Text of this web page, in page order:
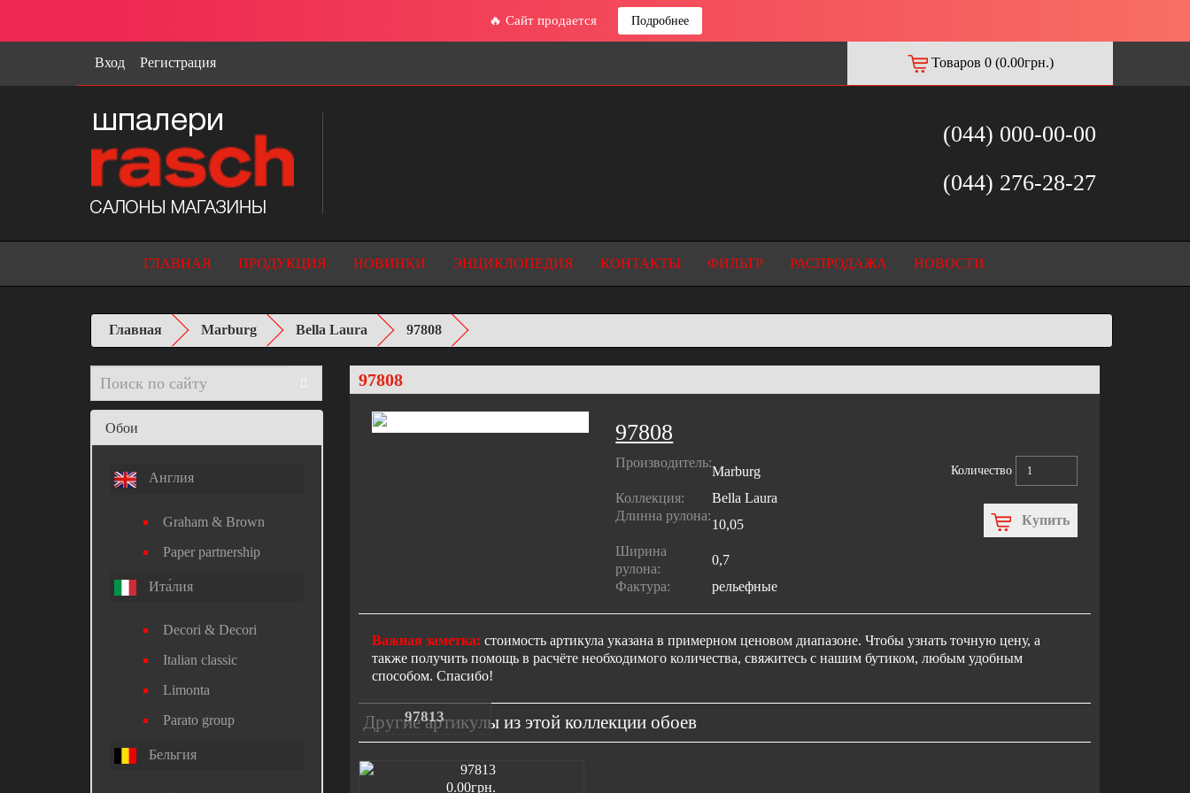
🔥 Сайт продается Подробнее
Вход Регистрация Товаров 0 (0.00грн.)
(044) 000-00-00
(044) 276-28-27
ГЛАВНАЯ ПРОДУКЦИЯ НОВИНКИ ЭНЦИКЛОПЕДИЯ КОНТАКТЫ ФИЛЬТР РАСПРОДАЖА НОВОСТИ
Главная Marburg Bella Laura 97808
Обои
Англия
Graham & Brown
Paper partnership
Ита́лия
Decori & Decori
Italian classic
Limonta
Parato group
Бельгия
97808
97808
Производитель:
Marburg
Коллекция:
Bella Laura
Длинна рулона:
10,05
Ширина
рулона:
0,7
Фактура:
рельефные
Количество
Купить
Важная заметка: стоимость артикула указана в примерном ценовом диапазоне. Чтобы узнать точную цену, а
также получить помощь в расчёте необходимого количества, свяжитесь с нашим бутиком, любым удобным
способом. Спасибо!
Другие артикулы из этой коллекции обоев
97813
0.00грн.